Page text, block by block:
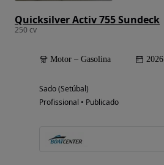
Quicksilver Activ 755 Sundeck
250 cv
Motor – Gasolina 2026
Sado (Setúbal)
Profissional • Publicado